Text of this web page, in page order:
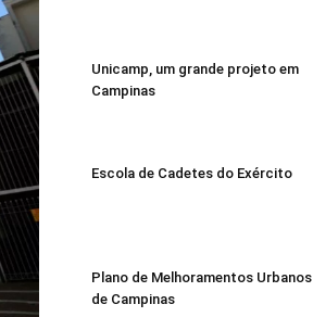
Unicamp, um grande projeto em
Campinas
Escola de Cadetes do Exército
Plano de Melhoramentos Urbanos
de Campinas